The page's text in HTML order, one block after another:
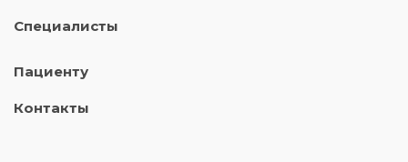
Специалисты
Пациенту
Контакты